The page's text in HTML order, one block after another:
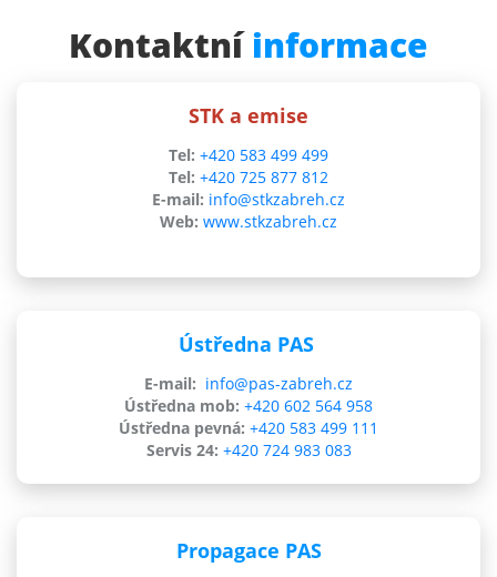
Kontaktníinformace
STK a emise
Tel: +420 583 499 499
Tel: +420 725 877 812
E-mail: info@stkzabreh.cz
Web: www.stkzabreh.cz
Ústředna PAS
E-mail: info@pas-zabreh.cz
Ústředna mob: +420 602 564 958
Ústředna pevná: +420 583 499 111
Servis 24: +420 724 983 083
Propagace PAS